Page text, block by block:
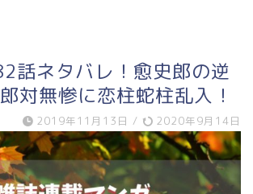
話ネタバレ！愈史郎の逆
対無惨に恋柱蛇柱乱入！
2019年11月13日 / 2020年9月14日